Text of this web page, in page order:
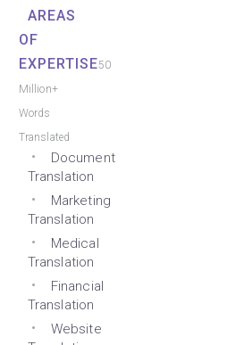
AREAS
OF
EXPERTISE50
Million+
Words
Translated
Document
Translation
Marketing
Translation
Medical
Translation
Financial
Translation
Website